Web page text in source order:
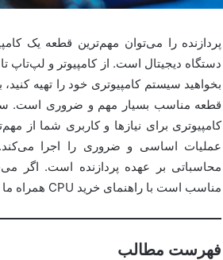
دستگاه دیجیتال است. از کامپیوتر و لپ‌تاپ
بخواهید سیستم کامپیوتری خود را تهیه
قطعه مناسب بسیار مهم و ضروری است.
کامپیوتری برای نیازها و کاربری شما از
عملیات اساسی و ضروری را اجرا می‌کند.
محاسباتی بر عهده پردازنده است. اگر
مناسب است با راهنمای خرید CPU همراه ما باشید.
فهرست مطالب